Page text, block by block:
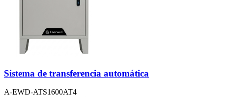
Sistema de transferencia automática
A-EWD-ATS1600AT4